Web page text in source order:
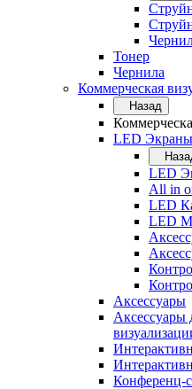
Тонер
Чернила
Коммерческая
Назад
LED Экраны
LED
All in
LED
LED
Аксессуары
Аксессуары
Конференц-